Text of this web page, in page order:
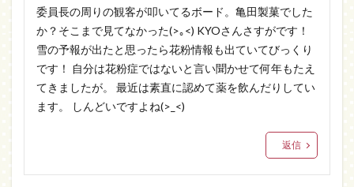
委員長の周りの観客が叩いてるボード。亀田製菓でした
か？そこまで見てなかった(>｡<) KYOさんさすがです！
雪の予報が出たと思ったら花粉情報も出ていてびっくり
です！ 自分は花粉症ではないと言い聞かせて何年もたえ
てきましたが。 最近は素直に認めて薬を飲んだりしてい
ます。 しんどいですよね(>_<)
返信